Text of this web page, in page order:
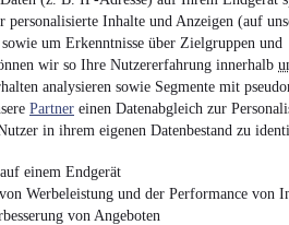
Inhalte und Anzeigen (auf
um Erkenntnisse über Zielgruppen und
wir so Ihre Nutzererfahrung innerhalb
analysieren sowie Segmente mit
Partner einen Datenabgleich zur
in ihrem eigenen Datenbestand zu
einem Endgerät
Werbeleistung und der Performance von
von Angeboten
20.990 €¹
Finanzierung ab 169 € mtl.
Unfallfrei•
61 kW (83 PS) •